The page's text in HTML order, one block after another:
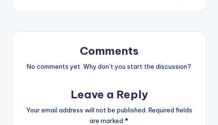
Comments
No comments yet. Why don’t you start the discussion?
Leave a Reply
Your email address will not be published. Required fields
are marked *